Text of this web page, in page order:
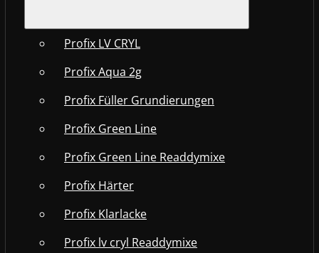
Profix LV CRYL
Profix Aqua 2g
Profix Füller Grundierungen
Profix Green Line
Profix Green Line Readdymixe
Profix Härter
Profix Klarlacke
Profix lv cryl Readdymixe